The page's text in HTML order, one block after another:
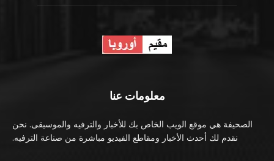
معلومات عنا
الصحيفة هي موقع الويب الخاص بك للأخبار والترفيه والموسيقى. نحن
نقدم لك أحدث الأخبار ومقاطع الفيديو مباشرة من صناعة الترفيه.